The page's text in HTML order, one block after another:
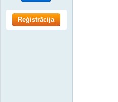
Reģistrācija